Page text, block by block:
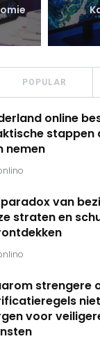
POPULAR
online
stappen
nemen
paradox van
straten en
strengere
voor